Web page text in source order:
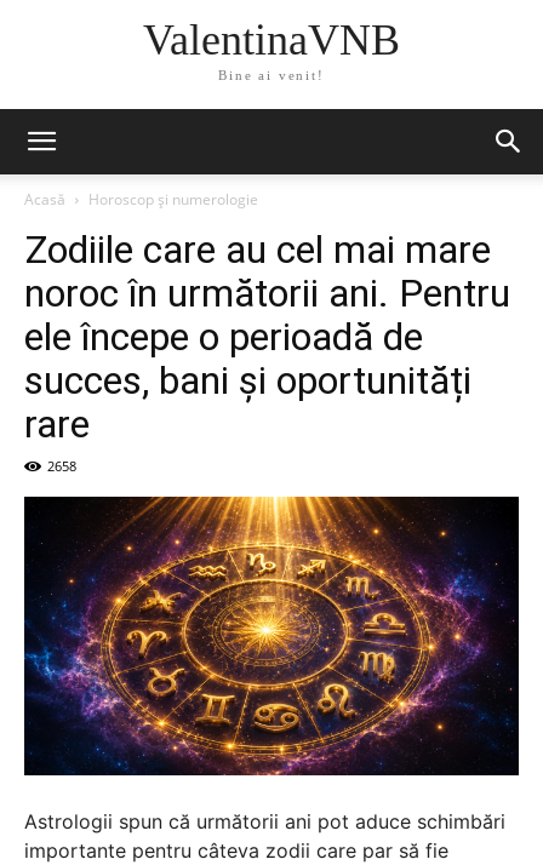
ValentinaVNB
Bine ai venit!
Acasă Horoscop și numerologie
Zodiile care au cel mai mare
noroc în următorii ani. Pentru
ele începe o perioadă de
succes, bani și oportunități
rare
2658
Astrologii spun că următorii ani pot aduce schimbări
importante pentru câteva zodii care par să fie